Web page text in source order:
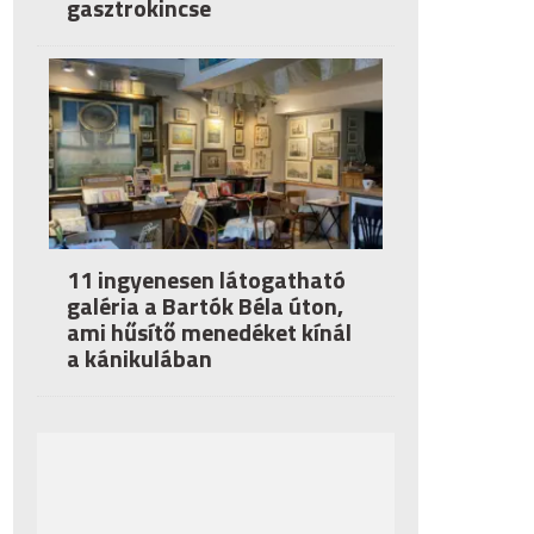
gasztrokincse
11 ingyenesen látogatható
galéria a Bartók Béla úton,
ami hűsítő menedéket kínál
a kánikulában